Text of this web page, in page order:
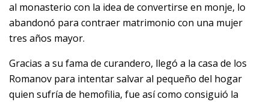
al monasterio con la idea de convertirse en monje, lo
abandonó para contraer matrimonio con una mujer
tres años mayor.
Gracias a su fama de curandero, llegó a la casa de los
Romanov para intentar salvar al pequeño del hogar
quien sufría de hemofilia, fue así como consiguió la